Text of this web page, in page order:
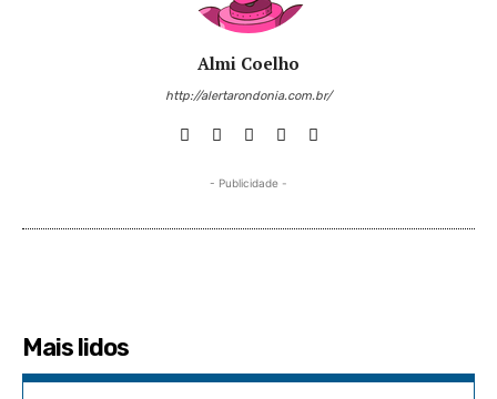
Almi Coelho
http://alertarondonia.com.br/
- Publicidade -
Mais lidos